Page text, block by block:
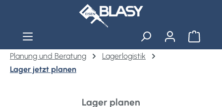
Zum Hauptinhalt springen
Planung und Beratung
Lagerlogistik
Lager jetzt planen
Lager planen